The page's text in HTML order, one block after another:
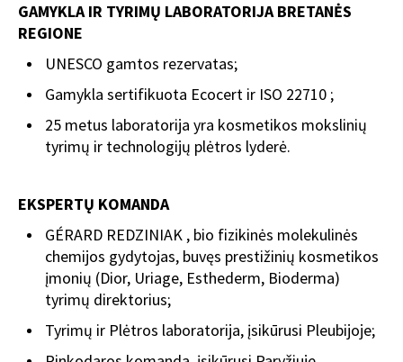
GAMYKLA IR TYRIMŲ LABORATORIJA BRETANĖS
REGIONE
UNESCO gamtos rezervatas;
Gamykla sertifikuota Ecocert ir ISO 22710 ;
25 metus laboratorija yra kosmetikos mokslinių
tyrimų ir technologijų plėtros lyderė.
EKSPERTŲ KOMANDA
GÉRARD REDZINIAK , bio fizikinės molekulinės
chemijos gydytojas, buvęs prestižinių kosmetikos
įmonių (Dior, Uriage, Esthederm, Bioderma)
tyrimų direktorius;
Tyrimų ir Plėtros laboratorija, įsikūrusi Pleubijoje;